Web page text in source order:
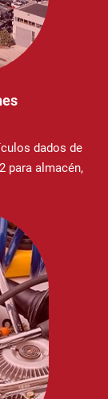
dados de
para almacén,